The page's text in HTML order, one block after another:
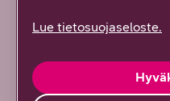
tietoturvapoikkeamien
haluamme auttaa
tekoälyn hypestä kohti
Lue tietosuojaseloste.